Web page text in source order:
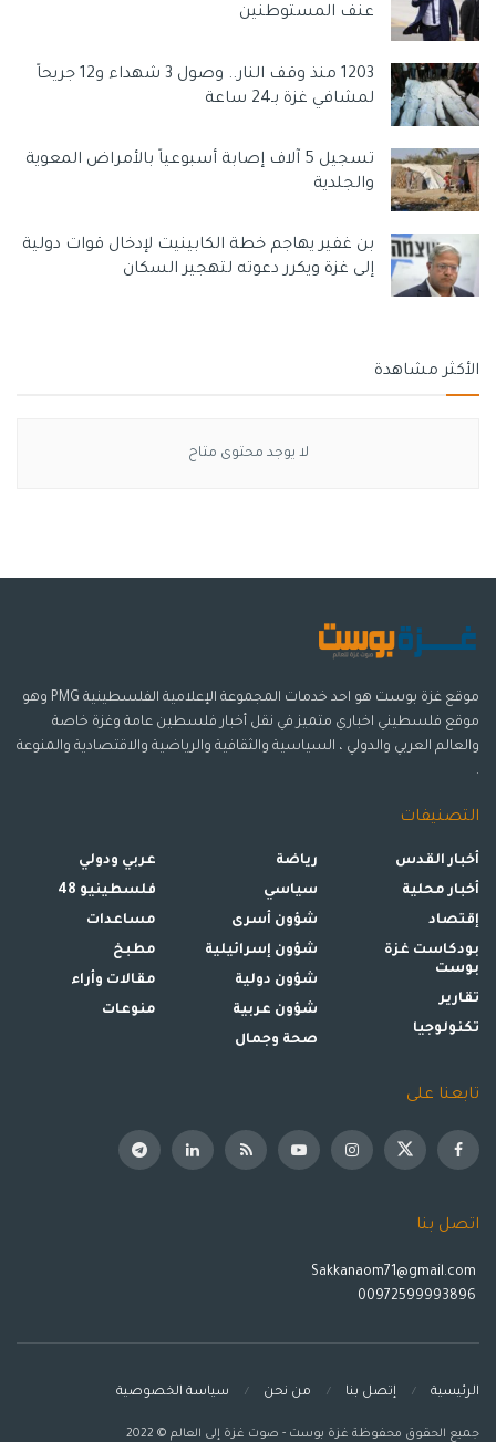
عنف المستوطنين
1203 منذ وقف النار.. وصول 3 شهداء و12 جريحاً
لمشافي غزة بـ24 ساعة
تسجيل 5 آلاف إصابة أسبوعياً بالأمراض المعوية
والجلدية
بن غفير يهاجم خطة الكابينيت لإدخال قوات دولية
إلى غزة ويكرر دعوته لتهجير السكان
الأكثر مشاهدة
لا يوجد محتوى متاح
موقع غزة بوست هو احد خدمات المجموعة الإعلامية الفلسطينية PMG وهو
موقع فلسطيني اخباري متميز في نقل أخبار فلسطين عامة وغزة خاصة
والعالم العربي والدولي ، السياسية والثقافية والرياضية والاقتصادية والمنوعة
.
التصنيفات
أخبار القدس
أخبار محلية
إقتصاد
بودكاست غزة
بوست
تقارير
تكنولوجيا
رياضة
سياسي
شؤون أسرى
شؤون إسرائيلية
شؤون دولية
شؤون عربية
صحة وجمال
عربي ودولي
فلسطينيو 48
مساعدات
مطبخ
مقالات وأراء
منوعات
تابعنا على
اتصل بنا
Sakkanaom71@gmail.com
الرئيسية إتصل بنا من نحن سياسة الخصوصية
جميع الحقوق محفوظة غزة بوست - صوت غزة إلى العالم © 2022